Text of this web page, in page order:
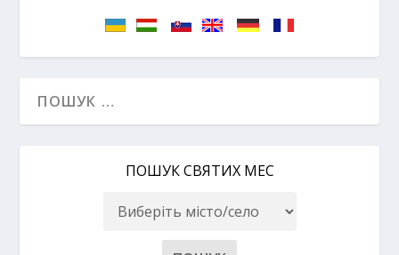
ПОШУК СВЯТИХ МЕС